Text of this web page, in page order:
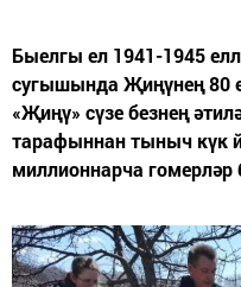
Быелгы ел 1941-1945
сугышында Җиңүнең 80
«Җиңү» сүзе безнең
тарафыннан тыныч күк
миллионнарча гомерләр